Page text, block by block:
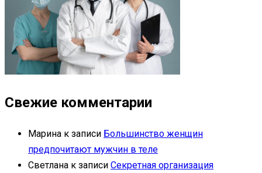
Свежие комментарии
Марина к записи Большинство женщин
предпочитают мужчин в теле
Светлана к записи Секретная организация